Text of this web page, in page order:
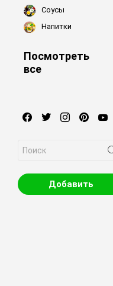
Соусы
Напитки
Посмотреть
все
facebooktwitterinstagrampinterest
for:
Добавить